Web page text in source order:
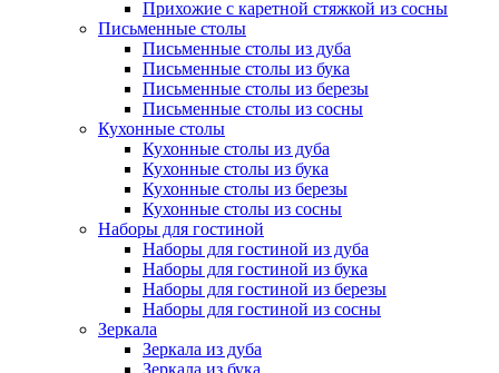
Прихожие с каретной стяжкой из сосны
Письменные столы
Письменные столы из дуба
Письменные столы из бука
Письменные столы из березы
Письменные столы из сосны
Кухонные столы
Кухонные столы из дуба
Кухонные столы из бука
Кухонные столы из березы
Кухонные столы из сосны
Наборы для гостиной
Наборы для гостиной из дуба
Наборы для гостиной из бука
Наборы для гостиной из березы
Наборы для гостиной из сосны
Зеркала
Зеркала из дуба
Зеркала из бука